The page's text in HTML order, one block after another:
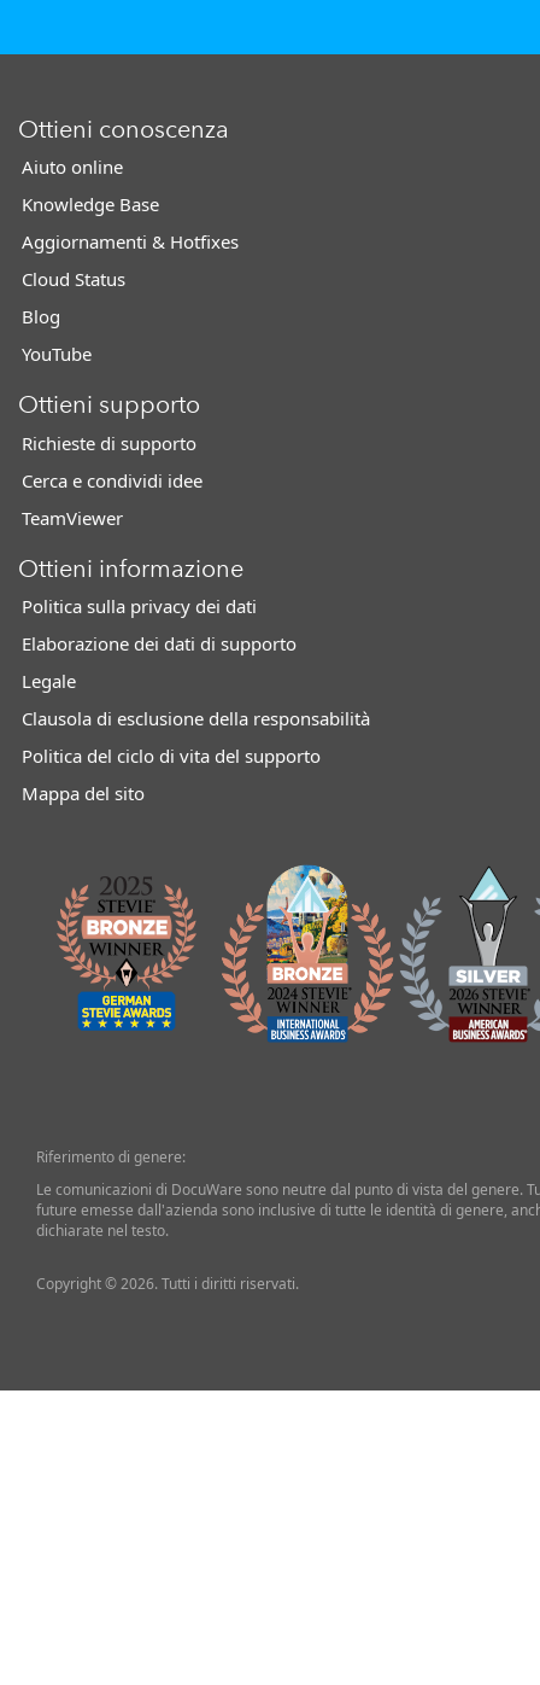
Ottieni conoscenza
Aiuto online
Knowledge Base
Aggiornamenti & Hotfixes
Cloud Status
Blog
YouTube
Ottieni supporto
Richieste di supporto
Cerca e condividi idee
TeamViewer
Ottieni informazione
Politica sulla privacy dei dati
Elaborazione dei dati di supporto
Legale
Clausola di esclusione della responsabilità
Politica del ciclo di vita del supporto
Mappa del sito
Riferimento di genere:
Le comunicazioni di DocuWare sono neutre dal punto di vista del genere.
future emesse dall'azienda sono inclusive di tutte le identità di genere,
dichiarate nel testo.
Copyright © 2026. Tutti i diritti riservati.